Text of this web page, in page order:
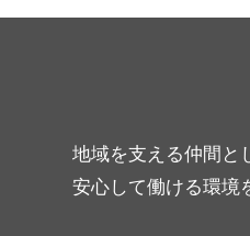
地域を支える仲間と
安心して働ける環境